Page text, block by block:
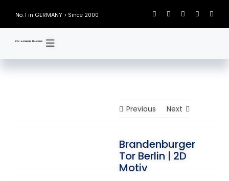
content
No. 1 in GERMANY > Since 2000
Previous Next
Brandenburger
Tor Berlin | 2D
Motiv